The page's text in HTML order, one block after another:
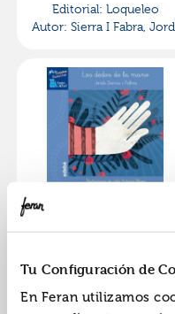
Tu Configuración de
En Feran utilizamos
Editorial: Loqueleo
Autor: Sierra I Fabra,
ISBN: 9788468315690
Autor:Sierra I Fabra,